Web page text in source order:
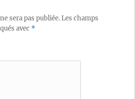
sera pas publiée.Les champs
avec *